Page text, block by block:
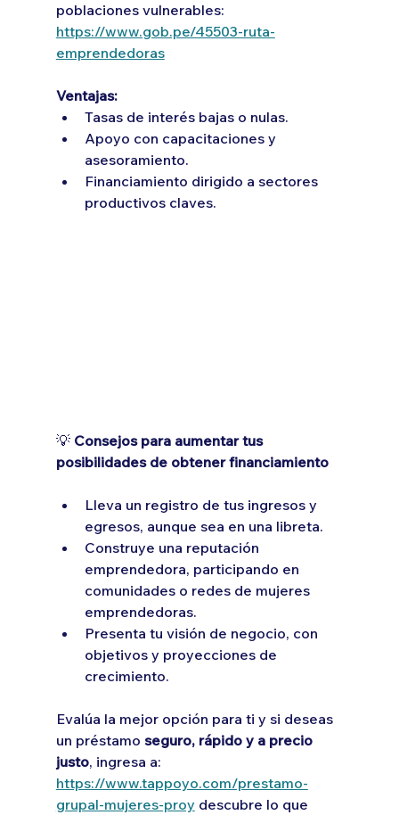
poblaciones vulnerables:
https://www.gob.pe/45503-ruta-
emprendedoras
Ventajas:
Tasas de interés bajas o nulas.
Apoyo con capacitaciones y
asesoramiento.
Financiamiento dirigido a sectores
productivos claves.
💡 Consejos para aumentar tus
posibilidades de obtener financiamiento
Lleva un registro de tus ingresos y
egresos, aunque sea en una libreta.
Construye una reputación
emprendedora, participando en
comunidades o redes de mujeres
emprendedoras.
Presenta tu visión de negocio, con
objetivos y proyecciones de
crecimiento.
Evalúa la mejor opción para ti y si deseas
un préstamo seguro, rápido y a precio
justo, ingresa a:
https://www.tappoyo.com/prestamo-
grupal-mujeres-proy descubre lo que